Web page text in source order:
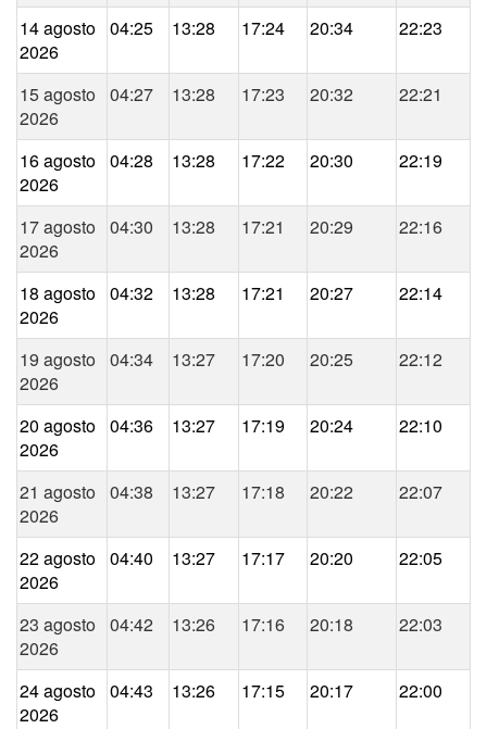
14 agosto
2026
04:25 13:28 17:24 20:34 22:23
15 agosto
2026
04:27 13:28 17:23 20:32 22:21
16 agosto
2026
04:28 13:28 17:22 20:30 22:19
17 agosto
2026
04:30 13:28 17:21 20:29 22:16
18 agosto
2026
04:32 13:28 17:21 20:27 22:14
19 agosto
2026
04:34 13:27 17:20 20:25 22:12
20 agosto
2026
04:36 13:27 17:19 20:24 22:10
21 agosto
2026
04:38 13:27 17:18 20:22 22:07
22 agosto
2026
04:40 13:27 17:17 20:20 22:05
23 agosto
2026
04:42 13:26 17:16 20:18 22:03
24 agosto
2026
04:43 13:26 17:15 20:17 22:00